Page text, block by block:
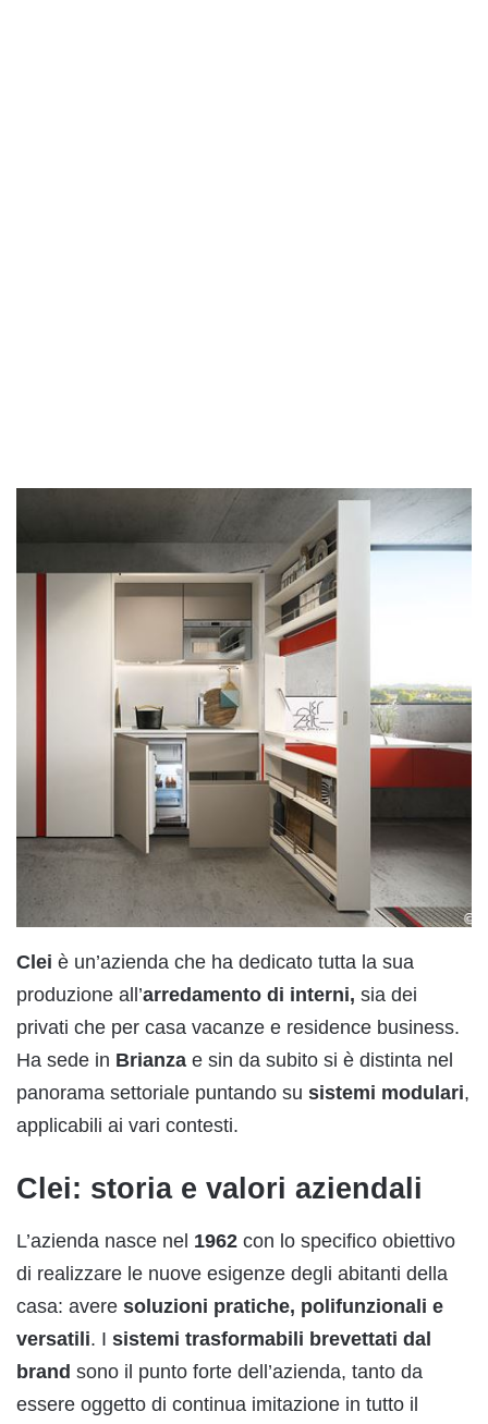
Clei è un’azienda che ha dedicato tutta la sua
produzione all’arredamento di interni, sia dei
privati che per casa vacanze e residence business.
Ha sede in Brianza e sin da subito si è distinta nel
panorama settoriale puntando su sistemi modulari,
applicabili ai vari contesti.
Clei: storia e valori aziendali
L’azienda nasce nel 1962 con lo specifico obiettivo
di realizzare le nuove esigenze degli abitanti della
casa: avere soluzioni pratiche, polifunzionali e
versatili. I sistemi trasformabili brevettati dal
brand sono il punto forte dell’azienda, tanto da
essere oggetto di continua imitazione in tutto il